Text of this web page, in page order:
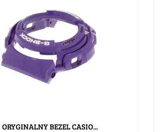
ORYGINALNY BEZEL CASIO...